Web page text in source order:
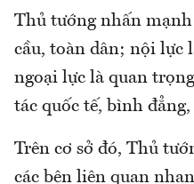
Thủ tướng nhấn
cầu, toàn dân; nội lực
ngoại lực là quan
tác quốc tế, bình
Trên cơ sở đó, Thủ
các bên liên quan